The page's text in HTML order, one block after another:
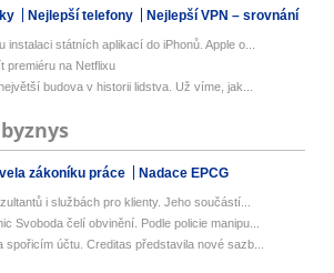
Nejlepší telefony Nejlepší VPN – srovnání
instalaci státních aplikací do iPhonů. Apple o...
premiéru na Netflixu
budova v historii lidstva. Už víme, jak...
zákoníku práce Nadace EPCG
i službách pro klienty. Jeho součástí...
Svoboda čelí obvinění. Podle policie manipu...
spořicím účtu. Creditas představila nové sazb...